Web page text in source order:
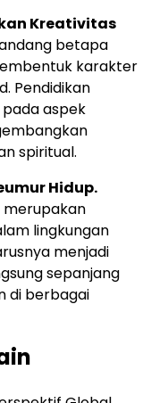
Kreativitas
betapa
karakter
Pendidikan
aspek
spiritual.
Hidup.
merupakan
lingkungan
menjadi
sepanjang
di berbagai